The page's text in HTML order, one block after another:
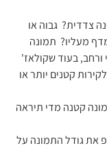
צדדית?  גבוה או
מעליו?  תמונה
ורחב, בעוד שקולאז'
קטנים יותר או
קטנה מדי תיראה
את גודל התמונה על